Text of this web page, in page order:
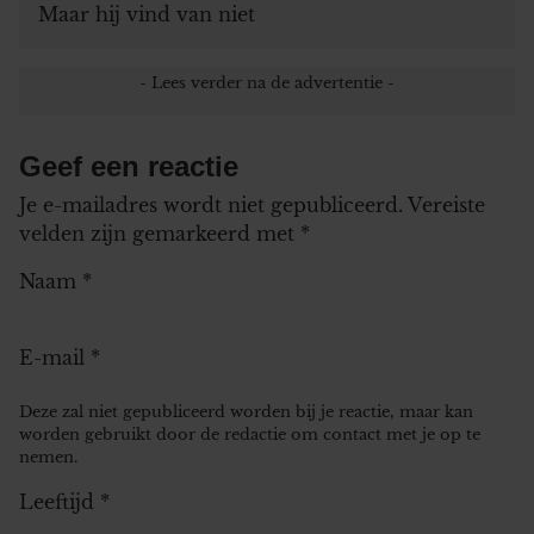
Maar hij vind van niet
Geef een reactie
Je e-mailadres wordt niet gepubliceerd. Vereiste
velden zijn gemarkeerd met *
Naam *
E-mail *
Deze zal niet gepubliceerd worden bij je reactie, maar kan
worden gebruikt door de redactie om contact met je op te
nemen.
Leeftijd *